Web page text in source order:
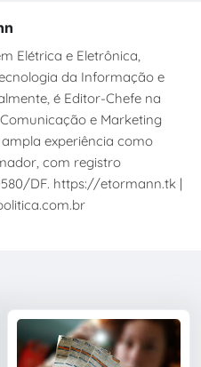
Elétrica e Eletrônica,
da Informação e
é Editor-Chefe na
e Marketing
experiência como
com registro
DF. https://etormann.tk |